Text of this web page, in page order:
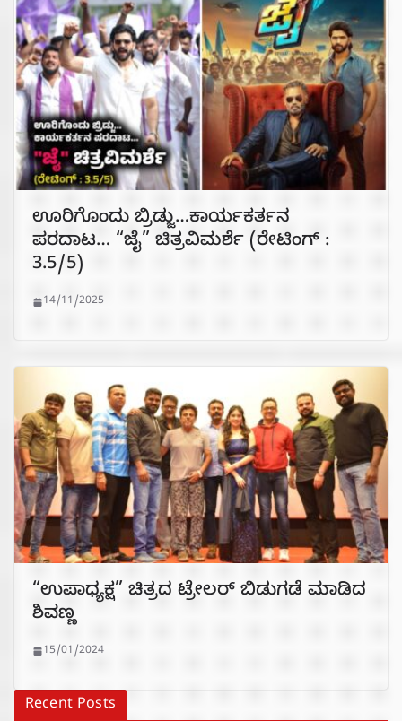
ಊರಿಗೊಂದು ಬ್ರಿಡ್ಜು…ಕಾರ್ಯಕರ್ತನ
ಪರದಾಟ… “ಜೈ” ಚಿತ್ರವಿಮರ್ಶೆ (ರೇಟಿಂಗ್ :
3.5/5)
14/11/2025
“ಉಪಾಧ್ಯಕ್ಷ” ಚಿತ್ರದ ಟ್ರೇಲರ್ ಬಿಡುಗಡೆ ಮಾಡಿದ
ಶಿವಣ್ಣ
15/01/2024
Recent Posts